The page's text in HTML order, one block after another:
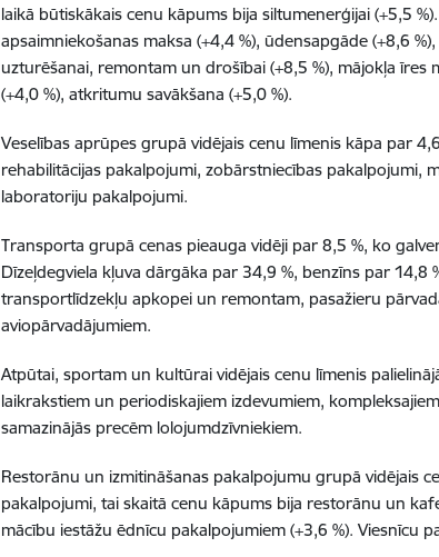
laikā būtiskākais cenu kāpums bija siltumenerģijai (+5,5
apsaimniekošanas maksa (+4,4 %), ūdensapgāde (+8,6
uzturēšanai, remontam un drošībai (+8,5 %), mājokļa īres
(+4,0 %), atkritumu savākšana (+5,0 %).
Veselības aprūpes grupā vidējais cenu līmenis kāpa par
rehabilitācijas pakalpojumi, zobārstniecības pakalpojumi,
laboratoriju pakalpojumi.
Transporta grupā cenas pieauga vidēji par 8,5 %, ko
Dīzeļdegviela kļuva dārgāka par 34,9 %, benzīns par
transportlīdzekļu apkopei un remontam, pasažieru
aviopārvadājumiem.
Atpūtai, sportam un kultūrai vidējais cenu līmenis
laikrakstiem un periodiskajiem izdevumiem,
samazinājās precēm lolojumdzīvniekiem.
Restorānu un izmitināšanas pakalpojumu grupā vidējais
pakalpojumi, tai skaitā cenu kāpums bija restorānu un
mācību iestāžu ēdnīcu pakalpojumiem (+3,6 %). Viesnīcu